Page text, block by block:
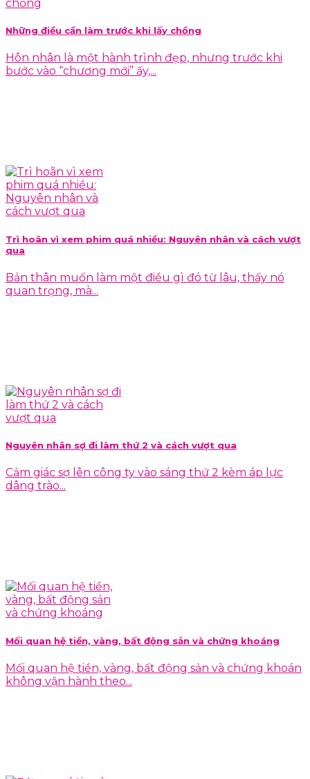
Những điều cần làm trước khi lấy chồng
Hôn nhân là một hành trình đẹp, nhưng trước khi
bước vào “chương mới” ấy,...
Trì hoãn vì xem phim quá nhiều: Nguyên nhân và cách vượt
qua
Bản thân muốn làm một điều gì đó từ lâu, thấy nó
quan trọng, mà...
Nguyên nhân sợ đi làm thứ 2 và cách vượt qua
Cảm giác sợ lên công ty vào sáng thứ 2 kèm áp lực
dâng trào...
Mối quan hệ tiền, vàng, bất động sản và chứng khoáng
Mối quan hệ tiền, vàng, bất động sản và chứng khoán
không vận hành theo...